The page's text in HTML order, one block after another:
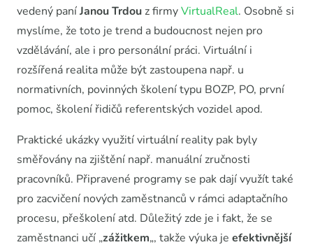
vedený paníJanou Trdou z firmyVirtualReal. Osobně si
myslíme, že toto je trend a budoucnost nejen pro
vzdělávání, ale i pro personální práci. Virtuální i
rozšířená realita může být zastoupena např. u
normativních, povinných školení typu BOZP, PO, první
pomoc, školení řidičů referentských vozidel apod.
Praktické ukázky využití virtuální reality pak byly
směřovány na zjištění např. manuální zručnosti
pracovníků. Připravené programy se pak dají využít také
pro zacvičení nových zaměstnanců v rámci adaptačního
procesu, přeškolení atd. Důležitý zde je i fakt, že se
zaměstnanci učí „zážitkem„, takže výuka je efektivnější